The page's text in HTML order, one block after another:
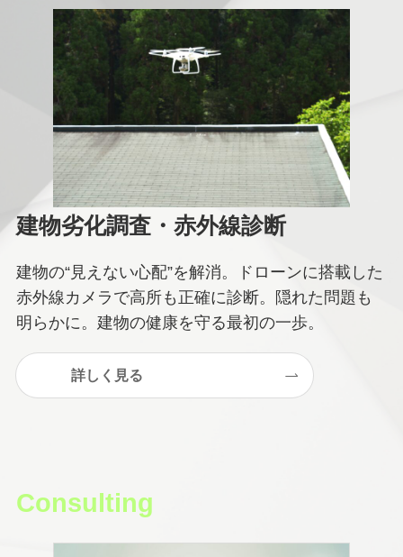
建物劣化調査・赤外線診断
建物の“見えない心配”を解消。ドローンに搭載した
赤外線カメラで高所も正確に診断。隠れた問題も
明らかに。建物の健康を守る最初の一歩。
詳しく見る
Consulting